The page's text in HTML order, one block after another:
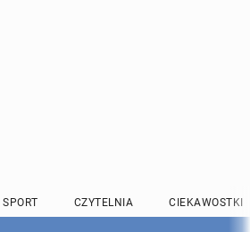
SPORT CZYTELNIA CIEKAWOSTKI